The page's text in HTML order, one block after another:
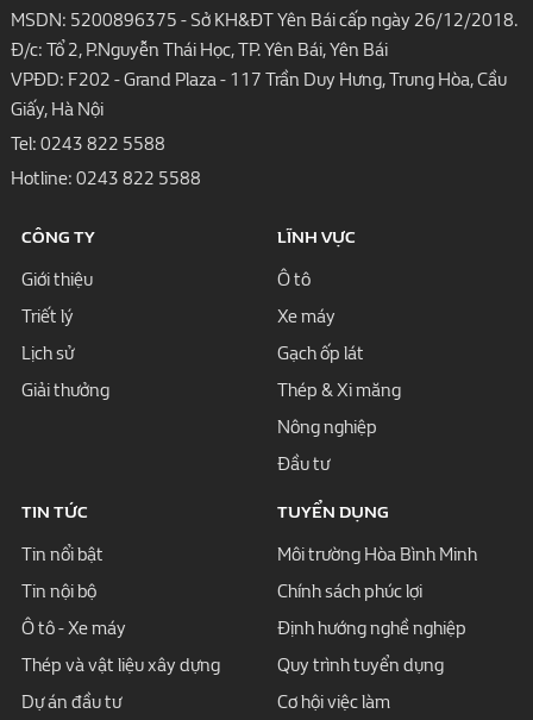
MSDN: 5200896375 - Sở KH&ĐT Yên Bái cấp ngày 26/12/2018.
Đ/c: Tổ 2, P.Nguyễn Thái Học, TP. Yên Bái, Yên Bái
VPĐD: F202 - Grand Plaza - 117 Trần Duy Hưng, Trung Hòa, Cầu
Giấy, Hà Nội
Tel: 0243 822 5588
Hotline: 0243 822 5588
CÔNG TY
Giới thiệu
Triết lý
Lịch sử
Giải thưởng
LĨNH VỰC
Ô tô
Xe máy
Gạch ốp lát
Thép & Xi măng
Nông nghiệp
Đầu tư
TIN TỨC
Tin nổi bật
Tin nội bộ
Ô tô - Xe máy
Thép và vật liệu xây dựng
Dự án đầu tư
TUYỂN DỤNG
Môi trường Hòa Bình Minh
Chính sách phúc lợi
Định hướng nghề nghiệp
Quy trình tuyển dụng
Cơ hội việc làm